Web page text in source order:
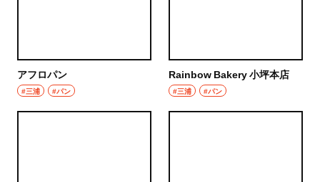
アフロパン
#三浦 #パン
Rainbow Bakery 小坪本店
#三浦 #パン